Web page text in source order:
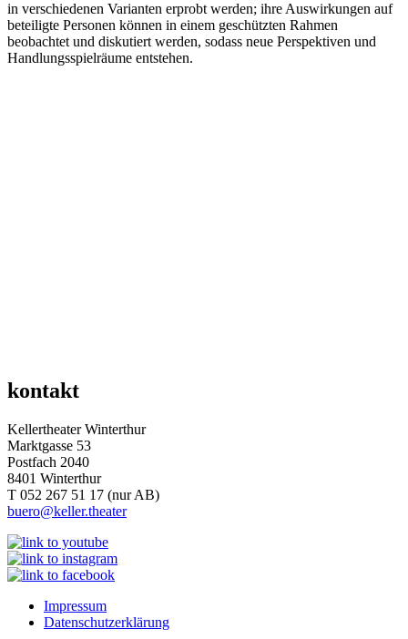
in verschiedenen Varianten erprobt werden; ihre Auswirkungen auf
beteiligte Personen können in einem geschützten Rahmen
beobachtet und diskutiert werden, sodass neue Perspektiven und
Handlungsspielräume entstehen.
kontakt
Kellertheater Winterthur
Marktgasse 53
Postfach 2040
8401 Winterthur
T 052 267 51 17 (nur AB)
buero@keller.theater
Impressum
Datenschutz­erklärung